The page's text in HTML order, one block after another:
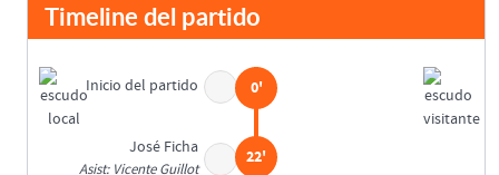
Timeline del partido
Inicio del partido 0'
José Ficha
Asist: Vicente Guillot
22'